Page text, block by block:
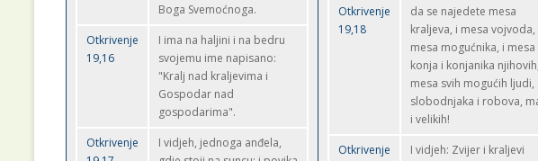
Boga Svemoćnoga.
Otkrivenje
19,16
I ima na haljini i na bedru
svojemu ime napisano:
"Kralj nad kraljevima i
Gospodar nad
gospodarima".
Otkrivenje
I vidjeh, jednoga anđela,
Otkrivenje
19,18
da se najedete mesa
kraljeva, i mesa vojvoda,
mesa mogućnika, i mesa
konja i konjanika
mesa svih mogućih ljudi,
slobodnjaka i robova,
i velikih!
Otkrivenje
I vidjeh: Zvijer i kraljevi